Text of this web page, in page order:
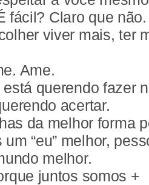
fácil? Claro que
viver mais, ter
Ame.
querendo fazer
acertar.
da melhor forma
“eu” melhor,
melhor.
juntos somos +